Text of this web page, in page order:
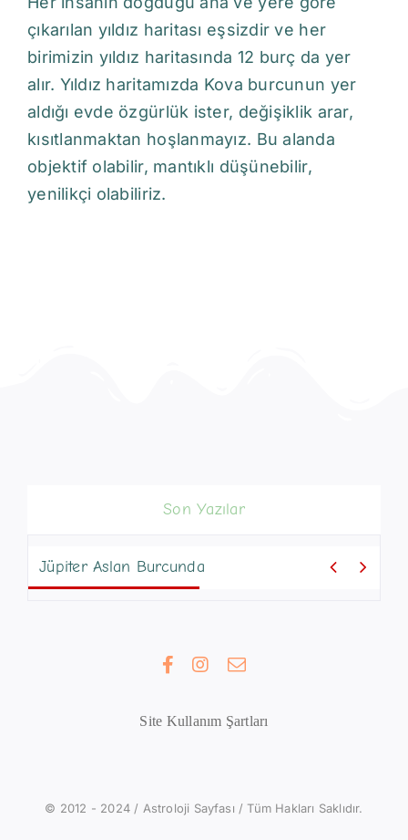
çıkarılan yıldız haritası eşsizdir ve her
birimizin yıldız haritasında 12 burç da yer
alır. Yıldız haritamızda Kova burcunun yer
aldığı evde özgürlük ister, değişiklik arar,
kısıtlanmaktan hoşlanmayız. Bu alanda
objektif olabilir, mantıklı düşünebilir,
yenilikçi olabiliriz.
Son Yazılar
Jüpiter Aslan Burcunda  
Site Kullanım Şartları
© 2012 - 2024 / Astroloji Sayfası / Tüm Hakları Saklıdır.